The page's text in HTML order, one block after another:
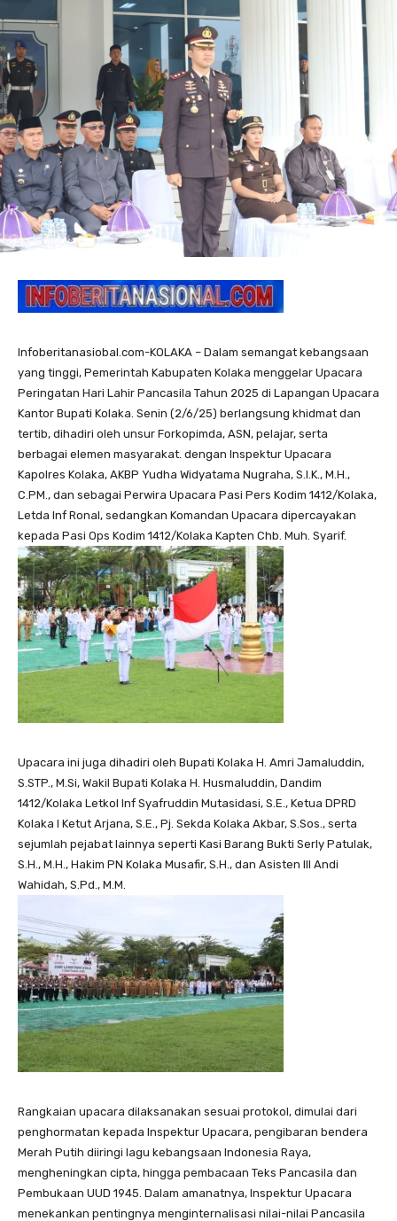
Infoberitanasiobal.com-KOLAKA – Dalam semangat kebangsaan
yang tinggi, Pemerintah Kabupaten Kolaka menggelar Upacara
Peringatan Hari Lahir Pancasila Tahun 2025 di Lapangan Upacara
Kantor Bupati Kolaka. Senin (2/6/25) berlangsung khidmat dan
tertib, dihadiri oleh unsur Forkopimda, ASN, pelajar, serta
berbagai elemen masyarakat. dengan Inspektur Upacara
Kapolres Kolaka, AKBP Yudha Widyatama Nugraha, S.I.K., M.H.,
C.PM., dan sebagai Perwira Upacara Pasi Pers Kodim 1412/Kolaka,
Letda Inf Ronal, sedangkan Komandan Upacara dipercayakan
kepada Pasi Ops Kodim 1412/Kolaka Kapten Chb. Muh. Syarif.
Upacara ini juga dihadiri oleh Bupati Kolaka H. Amri Jamaluddin,
S.STP., M.Si, Wakil Bupati Kolaka H. Husmaluddin, Dandim
1412/Kolaka Letkol Inf Syafruddin Mutasidasi, S.E., Ketua DPRD
Kolaka I Ketut Arjana, S.E., Pj. Sekda Kolaka Akbar, S.Sos., serta
sejumlah pejabat lainnya seperti Kasi Barang Bukti Serly Patulak,
S.H., M.H., Hakim PN Kolaka Musafir, S.H., dan Asisten III Andi
Wahidah, S.Pd., M.M.
Rangkaian upacara dilaksanakan sesuai protokol, dimulai dari
penghormatan kepada Inspektur Upacara, pengibaran bendera
Merah Putih diiringi lagu kebangsaan Indonesia Raya,
mengheningkan cipta, hingga pembacaan Teks Pancasila dan
Pembukaan UUD 1945. Dalam amanatnya, Inspektur Upacara
menekankan pentingnya menginternalisasi nilai-nilai Pancasila